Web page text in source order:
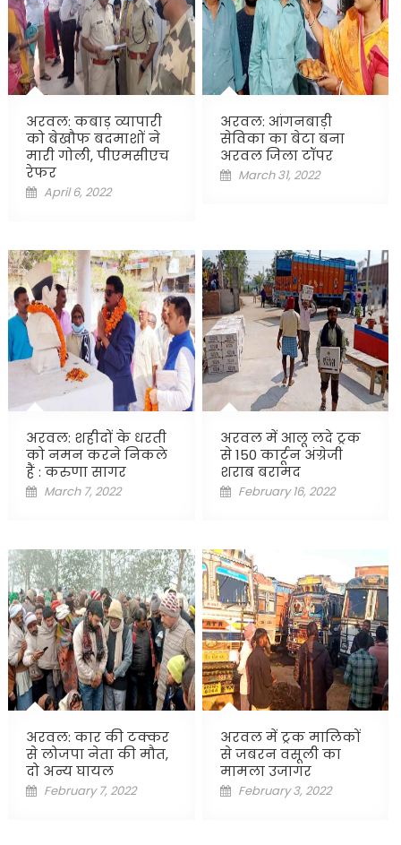
अरवल: कबाड़ व्यापारी
को बेखौफ बदमाशों ने
मारी गोली, पीएमसीएच
रेफर
Posted
April 6, 2022
अरवल: आंगनबाड़ी
सेविका का बेटा बना
अरवल जिला टॉपर
Posted
March 31, 2022
अरवल: शहीदों के धरती
को नमन करने निकले
हैं : करुणा सागर
Posted
March 7, 2022
अरवल में आलू लदे ट्रक
से 150 कार्टून अंग्रेजी
शराब बरामद
Posted
February 16, 2022
अरवल: कार की टक्कर
से लोजपा नेता की मौत,
दो अन्य घायल
Posted
February 7, 2022
अरवल में ट्रक मालिकों
से जबरन वसूली का
मामला उजागर
Posted
February 3, 2022